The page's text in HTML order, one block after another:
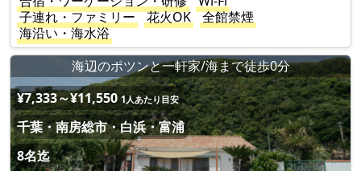
子連れ・ファミリー
花火OK
全館禁煙
海沿い・海水浴
海辺のポツンと一軒家/海まで徒歩0分
¥7,333～¥11,550 1人あたり目安
千葉・南房総市・白浜・富浦
8名迄